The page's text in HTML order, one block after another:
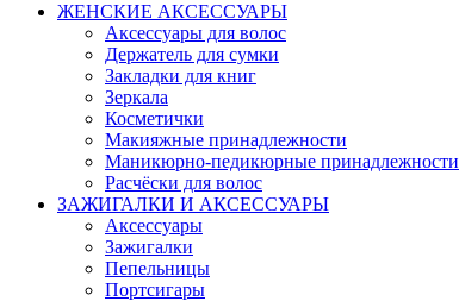
ЖЕНСКИЕ АКСЕССУАРЫ
Аксессуары для волос
Держатель для сумки
Закладки для книг
Зеркала
Косметички
Макияжные принадлежности
Маникюрно-педикюрные принадлежности
Расчёски для волос
ЗАЖИГАЛКИ И АКСЕССУАРЫ
Аксессуары
Зажигалки
Пепельницы
Портсигары